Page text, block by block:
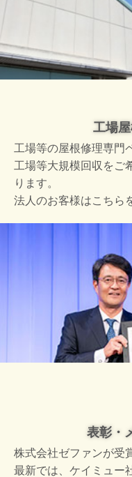
工場
工場等の屋根修理専門
工場等大規模回収をご
ります。
法人のお客様はこちら
表彰・
株式会社ゼファンが受
最新では、ケイミュー